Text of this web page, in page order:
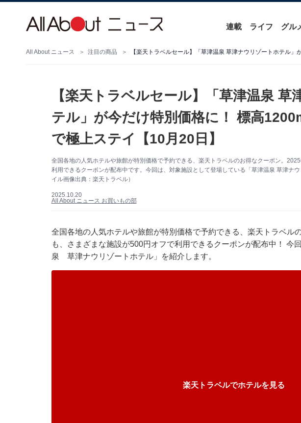
連載 ライフ グル
All About ニュース 注目の商品
【楽天トラベルセール】「草津温泉 草
テル」が今だけ特別価格に！ 標高
で極上ステイ【10月20日】
全国各地の人気ホテルや旅館が特別価格で予約できる、楽天トラベルのお得なクーポン。
利用できるクーポンが配布中です。今回は、対象施設として登場している「草津温泉 草津ナ
イル画像出典：楽天トラベル）
2025.10.20
All About ニュース お買いもの部
全国各地の人気ホテルや旅館が特別価格で予約できる、楽天トラベル
も、さまざまな施設が500円オフで利用できるクーポンが配布中！ 今
泉 草津ナウリゾートホテル」を紹介します。
楽天トラベルでホテルを見る